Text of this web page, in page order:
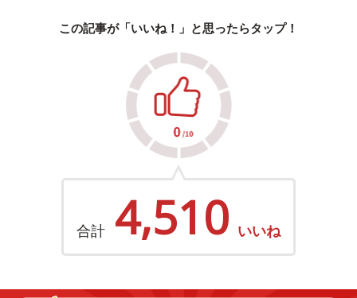
この記事が「いいね！」と思ったらタップ！
合計 4,510 いいね